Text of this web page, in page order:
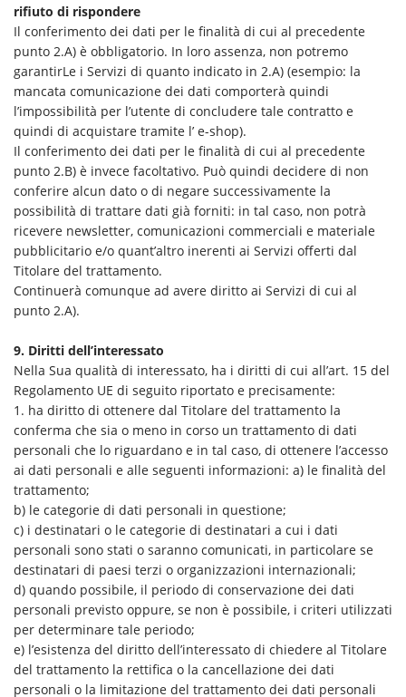
rifiuto di rispondere
Il conferimento dei dati per le finalità di cui al precedente
punto 2.A) è obbligatorio. In loro assenza, non potremo
garantirLe i Servizi di quanto indicato in 2.A) (esempio: la
mancata comunicazione dei dati comporterà quindi
l’impossibilità per l’utente di concludere tale contratto e
quindi di acquistare tramite l’ e-shop).
Il conferimento dei dati per le finalità di cui al precedente
punto 2.B) è invece facoltativo. Può quindi decidere di non
conferire alcun dato o di negare successivamente la
possibilità di trattare dati già forniti: in tal caso, non potrà
ricevere newsletter, comunicazioni commerciali e materiale
pubblicitario e/o quant’altro inerenti ai Servizi offerti dal
Titolare del trattamento.
Continuerà comunque ad avere diritto ai Servizi di cui al
punto 2.A).
9. Diritti dell’interessato
Nella Sua qualità di interessato, ha i diritti di cui all’art. 15 del
Regolamento UE di seguito riportato e precisamente:
1. ha diritto di ottenere dal Titolare del trattamento la
conferma che sia o meno in corso un trattamento di dati
personali che lo riguardano e in tal caso, di ottenere l’accesso
ai dati personali e alle seguenti informazioni: a) le finalità del
trattamento;
b) le categorie di dati personali in questione;
c) i destinatari o le categorie di destinatari a cui i dati
personali sono stati o saranno comunicati, in particolare se
destinatari di paesi terzi o organizzazioni internazionali;
d) quando possibile, il periodo di conservazione dei dati
personali previsto oppure, se non è possibile, i criteri utilizzati
per determinare tale periodo;
e) l’esistenza del diritto dell’interessato di chiedere al Titolare
del trattamento la rettifica o la cancellazione dei dati
personali o la limitazione del trattamento dei dati personali